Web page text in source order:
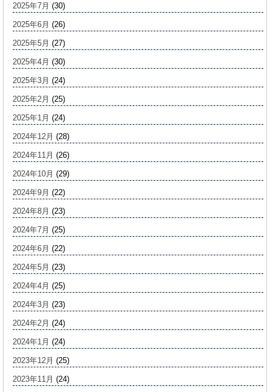
2025年7月 (30)
2025年6月 (26)
2025年5月 (27)
2025年4月 (30)
2025年3月 (24)
2025年2月 (25)
2025年1月 (24)
2024年12月 (28)
2024年11月 (26)
2024年10月 (29)
2024年9月 (22)
2024年8月 (23)
2024年7月 (25)
2024年6月 (22)
2024年5月 (23)
2024年4月 (25)
2024年3月 (23)
2024年2月 (24)
2024年1月 (24)
2023年12月 (25)
2023年11月 (24)